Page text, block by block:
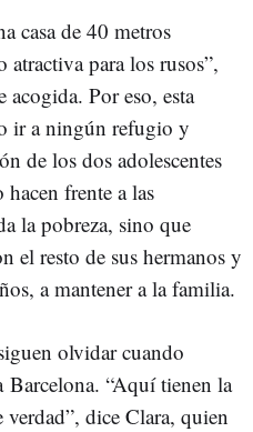
casa de 40 metros
atractiva para los rusos”,
acogida. Por eso, esta
ir a ningún refugio y
de los dos adolescentes
frente a las
la pobreza, sino que
el resto de sus hermanos y
a mantener a la familia.
olvidar cuando
Barcelona. “Aquí tienen la
dice Clara, quien